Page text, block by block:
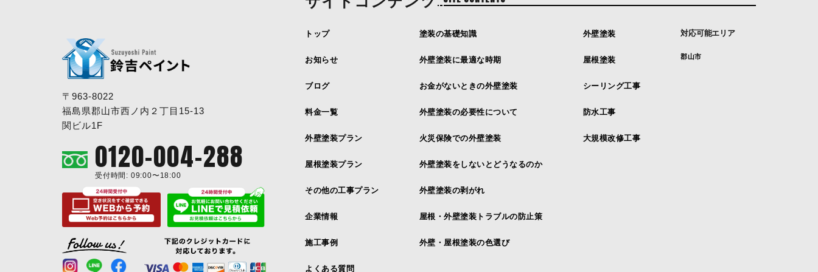
〒963-8022
福島県郡山市西ノ内２丁目15-13
関ビル1F
0120-004-288
受付時間: 09:00〜18:00
トップ
お知らせ
ブログ
料金一覧
外壁塗装プラン
屋根塗装プラン
その他の工事プラン
企業情報
施工事例
よくある質問
塗装の基礎知識
外壁塗装に最適な時期
お金がないときの外壁塗装
外壁塗装の必要性について
火災保険での外壁塗装
外壁塗装をしないとどうなるのか
外壁塗装の剥がれ
屋根・外壁塗装トラブルの防止策
外壁・屋根塗装の色選び
外壁塗装
屋根塗装
シーリング工事
防水工事
大規模改修工事
対応可能エリア
郡山市